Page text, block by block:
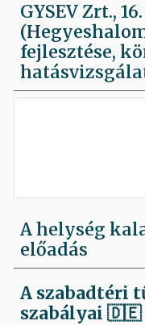
GYSEV Zrt.,
fejlesztése,
A helység
előadás
A szabadtéri
szabályai🇩🇪